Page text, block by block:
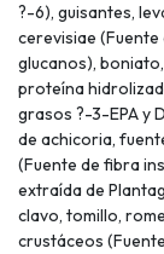
?-6), guisantes,
cerevisiae
glucanos),
proteína
grasos ?-3-EPA y
de achicoria,
(Fuente de fibra
extraída de
clavo, tomillo,
crustáceos